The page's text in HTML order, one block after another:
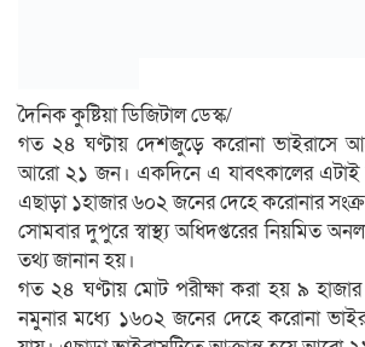
দৈনিক কুষ্টিয়া ডিজিটাল ডেস্ক/
গত ২৪ ঘণ্টায় দেশজুড়ে করোনা ভাইরাসে
আরো ২১ জন। একদিনে এ যাবৎকালের এটাই
এছাড়া ১হাজার ৬০২ জনের দেহে করোনার
সোমবার দুপুরে স্বাস্থ্য অধিদপ্তরের নিয়মিত
তথ্য জানান হয়।
গত ২৪ ঘণ্টায় মোট পরীক্ষা করা হয় ৯ হাজার
নমুনার মধ্যে ১৬০২ জনের দেহে করোনা